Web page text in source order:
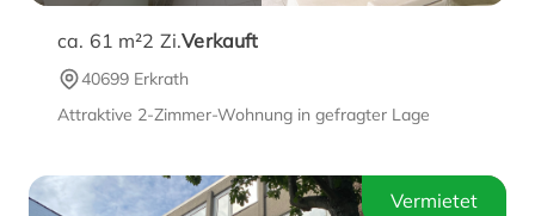
Verkauft
ca. 61 m²2 Zi.
40699 Erkrath
Attraktive 2-Zimmer-Wohnung in gefragter Lage
Vermietet